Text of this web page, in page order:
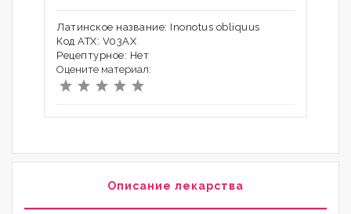
Латинское название: Inonotus obliquus
Код АТХ: V03AX
Рецептурное: Нет
Оцените материал:
Описание лекарства